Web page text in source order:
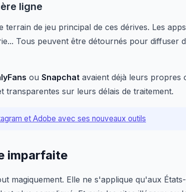
ligne
terrain de jeu principal de ces dérives. Les
Tous peuvent être détournés pour diffuser
ou Snapchat avaient déjà leurs propres
transparentes sur leurs délais de traitement.
et Adobe avec ses nouveaux outils
imparfaite
magiquement. Elle ne s'applique qu'aux